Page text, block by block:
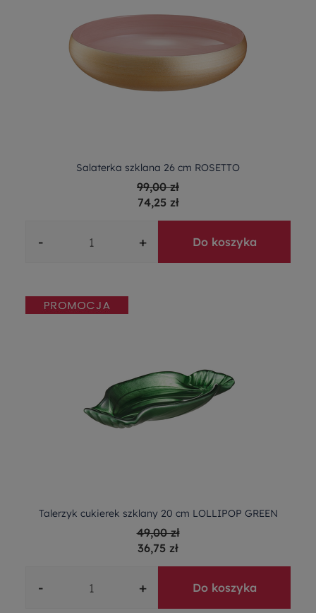
Salaterka szklana 26 cm ROSETTO
99,00 zł
74,25 zł
- + Do koszyka
Talerzyk cukierek szklany 20 cm LOLLIPOP GREEN
49,00 zł
36,75 zł
- + Do koszyka